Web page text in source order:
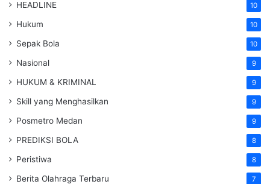
HEADLINE 10
Hukum 10
Sepak Bola 10
Nasional 9
HUKUM & KRIMINAL 9
Skill yang Menghasilkan 9
Posmetro Medan 9
PREDIKSI BOLA 8
Peristiwa 8
Berita Olahraga Terbaru 7